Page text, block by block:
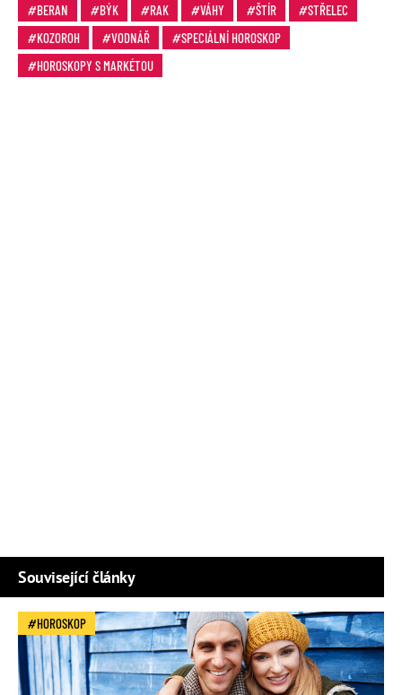
BERAN
BÝK RAK VÁHY ŠTÍR
STŘELEC
KOZOROH
VODNÁŘ
SPECIÁLNÍ HOROSKOP
HOROSKOPY S MARKÉTOU
Související články
HOROSKOP